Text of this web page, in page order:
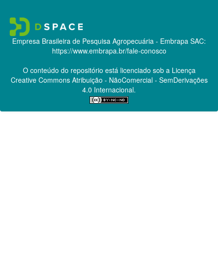
Empresa Brasileira de Pesquisa Agropecuária - Embrapa SAC:
https://www.embrapa.br/fale-conosco
O conteúdo do repositório está licenciado sob a Licença
Creative CommonsAtribuição - NãoComercial - SemDerivações
4.0 Internacional.